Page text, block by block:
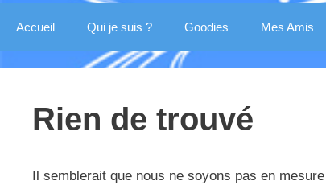
Accueil Qui je suis ? Goodies Mes Amis
Rien de trouvé
Il semblerait que nous ne soyons pas en